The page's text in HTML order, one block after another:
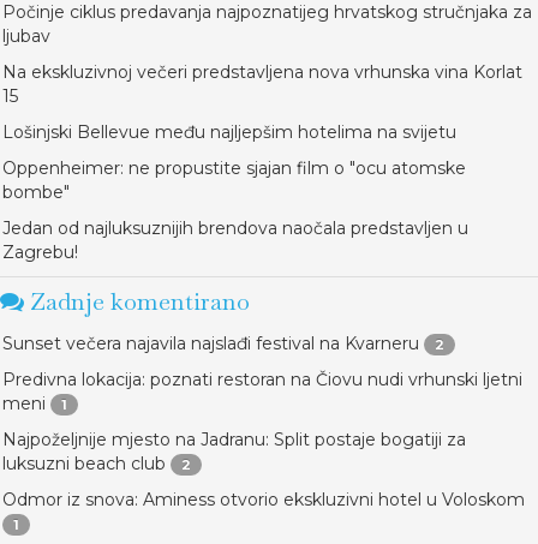
Počinje ciklus predavanja najpoznatijeg hrvatskog stručnjaka za
ljubav
Na ekskluzivnoj večeri predstavljena nova vrhunska vina Korlat
15
Lošinjski Bellevue među najljepšim hotelima na svijetu
Oppenheimer: ne propustite sjajan film o "ocu atomske
bombe"
Jedan od najluksuznijih brendova naočala predstavljen u
Zagrebu!
Zadnje komentirano
Sunset večera najavila najslađi festival na Kvarneru 2
Predivna lokacija: poznati restoran na Čiovu nudi vrhunski ljetni
meni
1
Najpoželjnije mjesto na Jadranu: Split postaje bogatiji za
luksuzni beach club
2
Odmor iz snova: Aminess otvorio ekskluzivni hotel u Voloskom
1